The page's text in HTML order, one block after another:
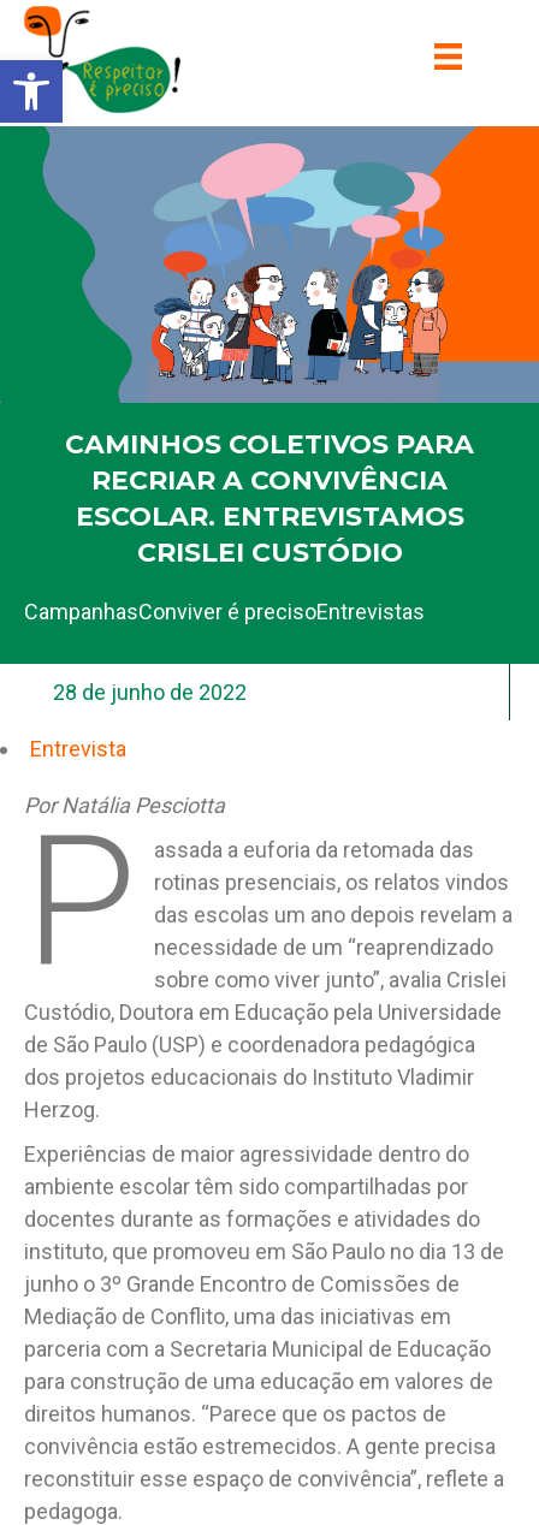
Barra de Ferramentas Aberta
CAMINHOS COLETIVOS PARA
RECRIAR A CONVIVÊNCIA
ESCOLAR. ENTREVISTAMOS
CRISLEI CUSTÓDIO
CampanhasConviver é precisoEntrevistas
28 de junho de 2022
Entrevista
Por Natália Pesciotta
P
assada a euforia da retomada das
rotinas presenciais, os relatos vindos
das escolas um ano depois revelam a
necessidade de um “reaprendizado
sobre como viver junto”, avalia Crislei
Custódio, Doutora em Educação pela Universidade
de São Paulo (USP) e coordenadora pedagógica
dos projetos educacionais do Instituto Vladimir
Herzog.
Experiências de maior agressividade dentro do
ambiente escolar têm sido compartilhadas por
docentes durante as formações e atividades do
instituto, que promoveu em São Paulo no dia 13 de
junho o 3º Grande Encontro de Comissões de
Mediação de Conflito, uma das iniciativas em
parceria com a Secretaria Municipal de Educação
para construção de uma educação em valores de
direitos humanos. “Parece que os pactos de
convivência estão estremecidos. A gente precisa
reconstituir esse espaço de convivência”, reflete a
pedagoga.